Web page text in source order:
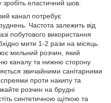
еластичний шов.
канал потребує
Частота залежить від
побутового використання
мити 1-2 рази на місяць.
мильний розчин, який
каналу та нижню сторону
звичайними санітарними
проти накипу та
розчин на брудні
синтетичною щіткою та